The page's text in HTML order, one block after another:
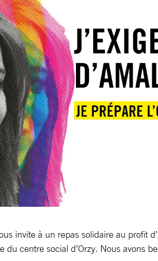
invite à un repas solidaire au profit
centre social d’Orzy. Nous avons